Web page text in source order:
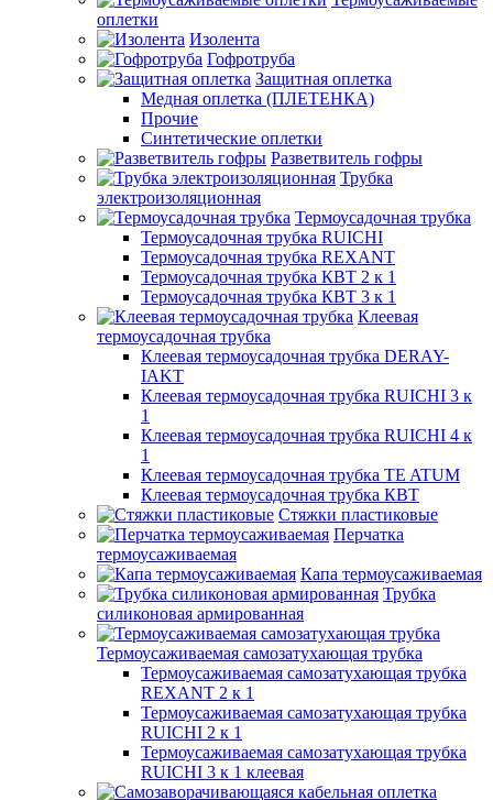
оплетки
Изолента
Гофротруба
Защитная оплетка
Медная оплетка (ПЛЕТЕНКА)
Прочие
Синтетические оплетки
Разветвитель гофры
Трубка
электроизоляционная
Термоусадочная трубка
Термоусадочная трубка RUICHI
Термоусадочная трубка REXANT
Термоусадочная трубка КВТ 2 к 1
Термоусадочная трубка КВТ 3 к 1
Клеевая
термоусадочная трубка
Клеевая термоусадочная трубка DERAY-
IAKT
Клеевая термоусадочная трубка RUICHI 3 к
1
Клеевая термоусадочная трубка RUICHI 4 к
1
Клеевая термоусадочная трубка TE ATUM
Клеевая термоусадочная трубка КВТ
Стяжки пластиковые
Перчатка
термоусаживаемая
Капа термоусаживаемая
Трубка
силиконовая армированная
Термоусаживаемая самозатухающая трубка
Термоусаживаемая самозатухающая трубка
REXANT 2 к 1
Термоусаживаемая самозатухающая трубка
RUICHI 2 к 1
Термоусаживаемая самозатухающая трубка
RUICHI 3 к 1 клеевая